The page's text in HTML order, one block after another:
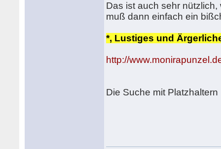
Das ist auch sehr
muß dann einfach ein
*, Lustiges und
http://
Die Suche mit